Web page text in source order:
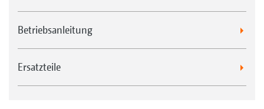
Betriebsanleitung
Ersatzteile